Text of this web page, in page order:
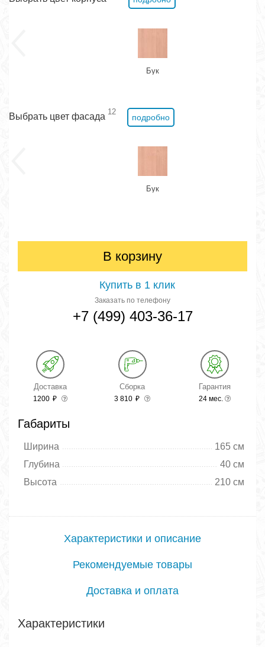
Бук
Выбрать цвет фасада 12
подробно
Бук
В корзину
Купить в 1 клик
Заказать по телефону
+7 (499) 403-36-17
Доставка
1200 ₽
Сборка
3 810 ₽
Гарантия
24 мес.
Габариты
Ширина
165 см
Глубина
40 см
Высота
210 см
Характеристики и описание
Рекомендуемые товары
Доставка и оплата
Характеристики